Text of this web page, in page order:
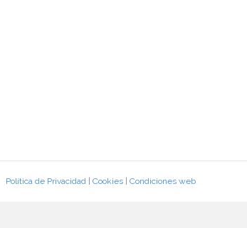
Política de Privacidad| Cookies| Condiciones web